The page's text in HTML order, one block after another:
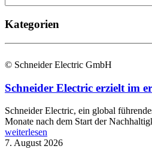
Kategorien
© Schneider Electric GmbH
Schneider Electric erzielt im
Schneider Electric, ein global
Monate nach dem Start der
weiterlesen
7. August 2026